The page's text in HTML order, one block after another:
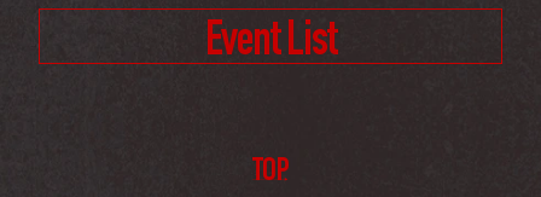
Event List
TOP